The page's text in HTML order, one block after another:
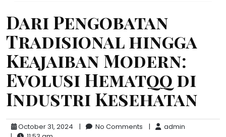
Dari Pengobatan
Tradisional hingga
Keajaiban Modern:
Evolusi Hematqq di
Industri Kesehatan
October 31, 2024 | No Comments |
admin